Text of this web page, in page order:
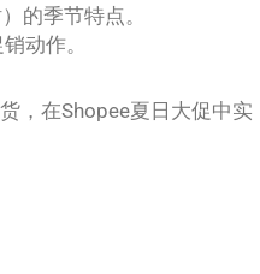
的季节特点。
动作。
，在Shopee夏日大促中实